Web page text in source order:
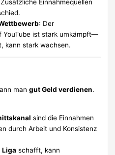
Einnahmequellen
: Der
YouTube ist stark umkämpft—
kann stark wachsen.
mangut Geld verdienen.
sind die Einnahmen
durch Arbeit und Konsistenz
Liga schafft, kann